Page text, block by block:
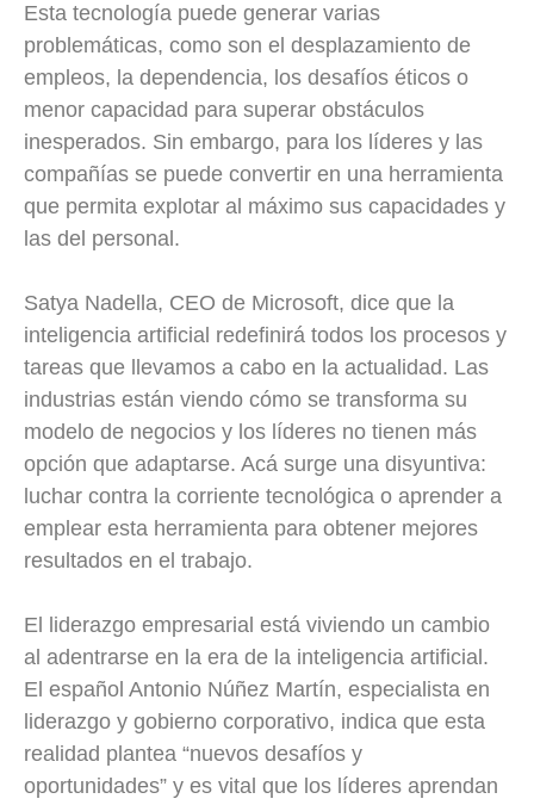
Esta tecnología puede generar varias
problemáticas, como son el desplazamiento de
empleos, la dependencia, los desafíos éticos o
menor capacidad para superar obstáculos
inesperados. Sin embargo, para los líderes y las
compañías se puede convertir en una herramienta
que permita explotar al máximo sus capacidades y
las del personal.
Satya Nadella, CEO de Microsoft, dice que la
inteligencia artificial redefinirá todos los procesos y
tareas que llevamos a cabo en la actualidad. Las
industrias están viendo cómo se transforma su
modelo de negocios y los líderes no tienen más
opción que adaptarse. Acá surge una disyuntiva:
luchar contra la corriente tecnológica o aprender a
emplear esta herramienta para obtener mejores
resultados en el trabajo.
El liderazgo empresarial está viviendo un cambio
al adentrarse en la era de la inteligencia artificial.
El español Antonio Núñez Martín, especialista en
liderazgo y gobierno corporativo, indica que esta
realidad plantea “nuevos desafíos y
oportunidades” y es vital que los líderes aprendan